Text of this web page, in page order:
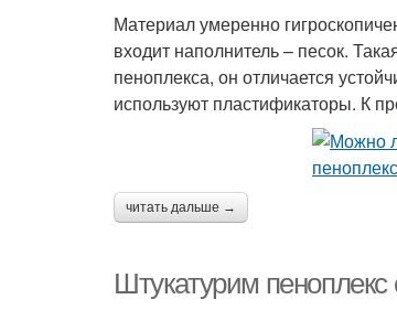
Материал умеренно
входит наполнитель – песок.
пеноплекса, он отличается
используют пластификаторы. К
читать дальше →
Штукатурим